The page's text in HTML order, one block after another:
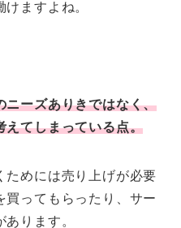
ますよね。
ニーズありきではなく、
えてしまっている点。
ためには売り上げが必要
買ってもらったり、サー
ります。